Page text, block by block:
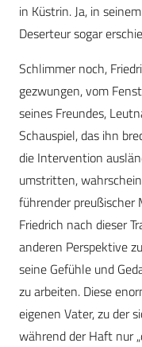
in Küstrin. Ja, in
Deserteur sogar
Schlimmer noch,
gezwungen, vom
seines Freundes,
Schauspiel, das ihn
die Intervention
umstritten,
führender preußischer
Friedrich nach dieser
anderen Perspektive
seine Gefühle und
zu arbeiten. Diese
eigenen Vater, zu der
während der Haft nur